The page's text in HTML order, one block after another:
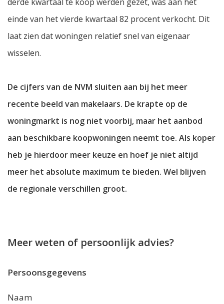
einde van het vierde kwartaal 82 procent verkocht. Dit
laat zien dat woningen relatief snel van eigenaar
wisselen.
De cijfers van de NVM sluiten aan bij het meer
recente beeld van makelaars. De krapte op de
woningmarkt is nog niet voorbij, maar het aanbod
aan beschikbare koopwoningen neemt toe. Als koper
heb je hierdoor meer keuze en hoef je niet altijd
meer het absolute maximum te bieden. Wel blijven
de regionale verschillen groot.
Meer weten of persoonlijk advies?
Persoonsgegevens
Naam